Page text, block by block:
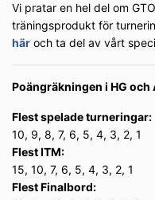
Vi pratar en hel del om
träningsprodukt för
här och ta del av vårt
Poängräkningen i HG
Flest spelade turneringar:
10, 9, 8, 7, 6, 5, 4, 3, 2, 1
Flest ITM:
15, 10, 7, 6, 5, 4, 3, 2, 1
Flest Finalbord: